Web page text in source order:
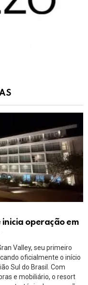
inicia operação em
Valley, seu primeiro
oficialmente o início
Sul do Brasil. Com
e mobiliário, o resort